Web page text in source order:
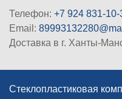
Телефон: +7 924 831-10-
Email:
Доставка в г. Ханты-
Стеклопластиковая